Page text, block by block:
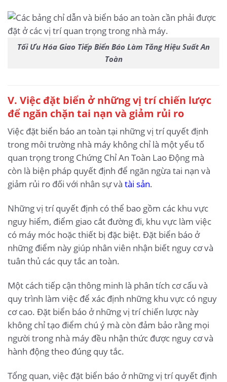
Tối Ưu Hóa Giao Tiếp Biển Báo Làm Tăng Hiệu Suất An
Toàn
V. Việc đặt biển ở những vị trí chiến lược
để ngăn chặn tai nạn và giảm rủi ro
Việc đặt biển báo an toàn tại những vị trí quyết định
trong môi trường nhà máy không chỉ là một yếu tố
quan trọng trong Chứng Chỉ An Toàn Lao Động mà
còn là biện pháp quyết định để ngăn ngừa tai nạn và
giảm rủi ro đối với nhân sự và tài sản.
Những vị trí quyết định có thể bao gồm các khu vực
nguy hiểm, điểm giao cắt đường đi, khu vực làm việc
có máy móc hoặc thiết bị đặc biệt. Đặt biển báo ở
những điểm này giúp nhân viên nhận biết nguy cơ và
tuân thủ các quy tắc an toàn.
Một cách tiếp cận thông minh là phân tích cơ cấu và
quy trình làm việc để xác định những khu vực có nguy
cơ cao. Đặt biển báo ở những vị trí chiến lược này
không chỉ tạo điểm chú ý mà còn đảm bảo rằng mọi
người trong nhà máy đều nhận thức được nguy cơ và
hành động theo đúng quy tắc.
Tổng quan, việc đặt biển báo ở những vị trí quyết định